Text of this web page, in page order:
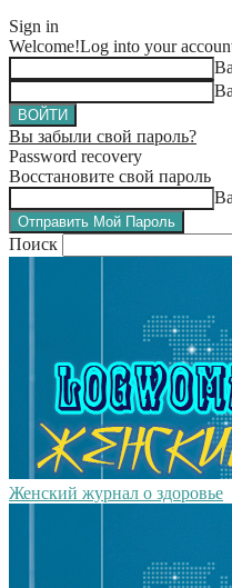
Sign in
Welcome!Log into your
Вы забыли свой пароль?
Password recovery
Восстановите свой пароль
Поиск
Женский журнал о здоровье